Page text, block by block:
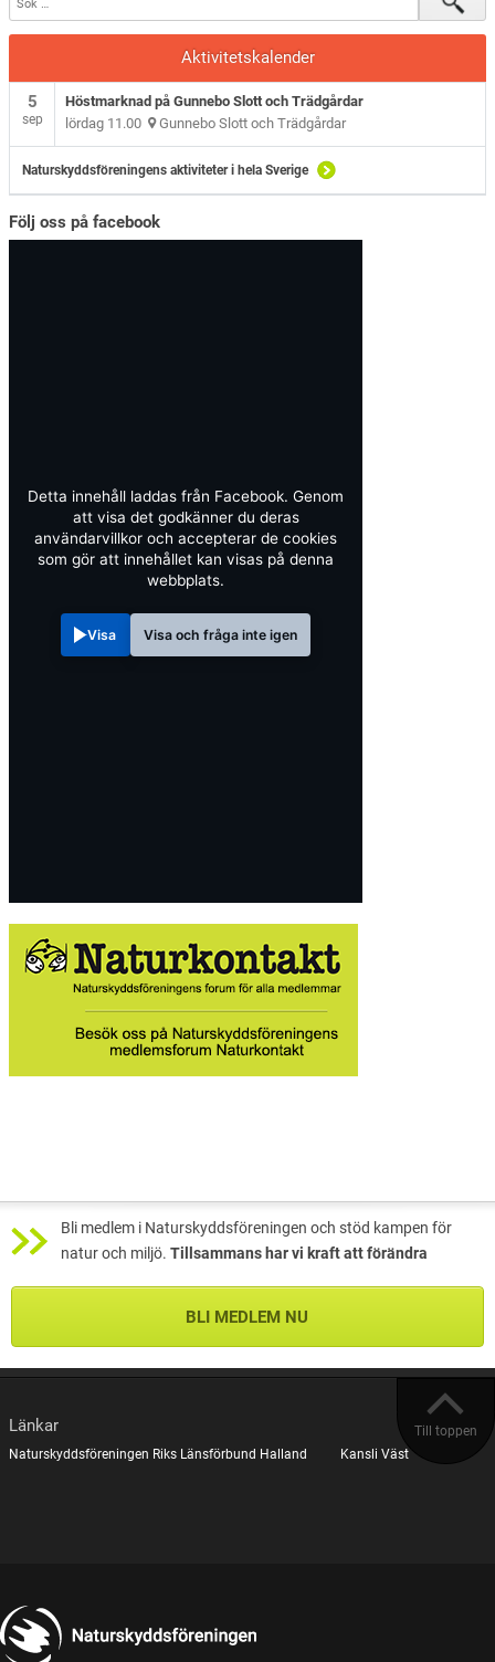
Aktivitetskalender
5
sep
Höstmarknad på Gunnebo Slott och Trädgårdar
lördag 11.00 Gunnebo Slott och Trädgårdar
Naturskyddsföreningens aktiviteter i hela Sverige
Följ oss på facebook
Detta innehåll laddas från Facebook. Genom
att visa det godkänner du deras
användarvillkor och accepterar de cookies
som gör att innehållet kan visas på denna
webbplats.
Visa Visa och fråga inte igen
Bli medlem i Naturskyddsföreningen och stöd kampen för
natur och miljö. Tillsammans har vi kraft att förändra
BLI MEDLEM NU
Till toppen
Länkar
Naturskyddsföreningen Riks Länsförbund Halland Kansli Väst